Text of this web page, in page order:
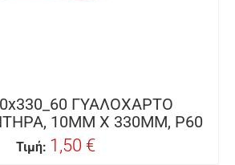
ΓΥΑΛΟΧΑΡΤΟ
10MM X 330MM, P60
Τιμή: 1,50 €